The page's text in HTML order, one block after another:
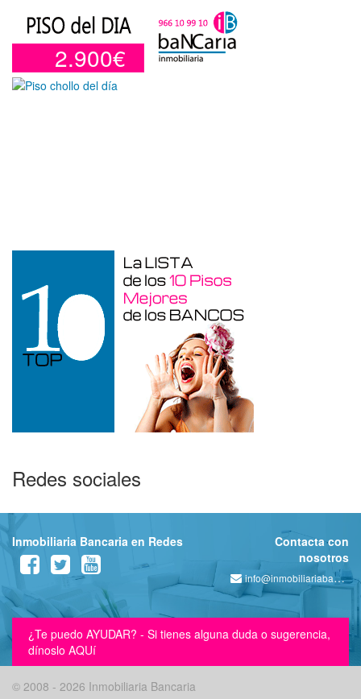
2.900€
Redes sociales
Inmobiliaria Bancaria en Redes
Contacta con
nosotros
info@inmobiliariabancaria.com
¿Te puedo AYUDAR? - Si tienes alguna duda o sugerencia,
dínoslo AQUí
© 2008 - 2026 Inmobiliaria Bancaria